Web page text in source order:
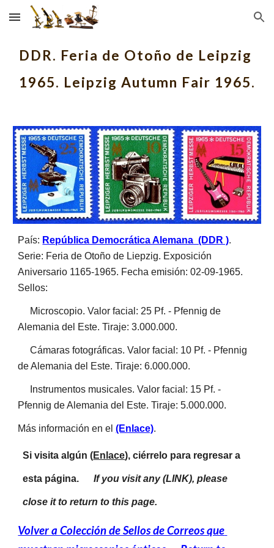
Skip to main content Skip to navigation
DDR. Feria de Otoño de Leipzig
1965. Leipzig Autumn Fair 1965.
País: República Democrática Alemana  (DDR ).
Serie: Feria de Otoño de Liepzig. Exposición
Aniversario 1165-1965. Fecha emisión: 02-09-1965.
Sellos:
Microscopio. Valor facial: 25 Pf. - Pfennig de
Alemania del Este. Tiraje: 3.000.000.
Cámaras fotográficas. Valor facial: 10 Pf. - Pfennig
de Alemania del Este. Tiraje: 6.000.000.
Instrumentos musicales. Valor facial: 15 Pf. -
Pfennig de Alemania del Este. Tiraje: 5.000.000.
Más información en el (Enlace).
Si visita algún (Enlace), ciérrelo para regresar a
esta página. If you visit any (LINK), please
close it to return to this page.
Volver a Colección de Sellos de Correos que